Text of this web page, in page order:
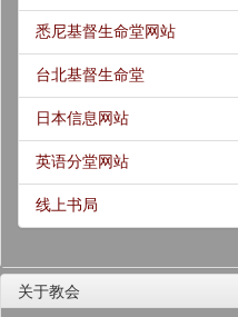
悉尼基督生命堂网站
台北基督生命堂
日本信息网站
英语分堂网站
线上书局
关于教会